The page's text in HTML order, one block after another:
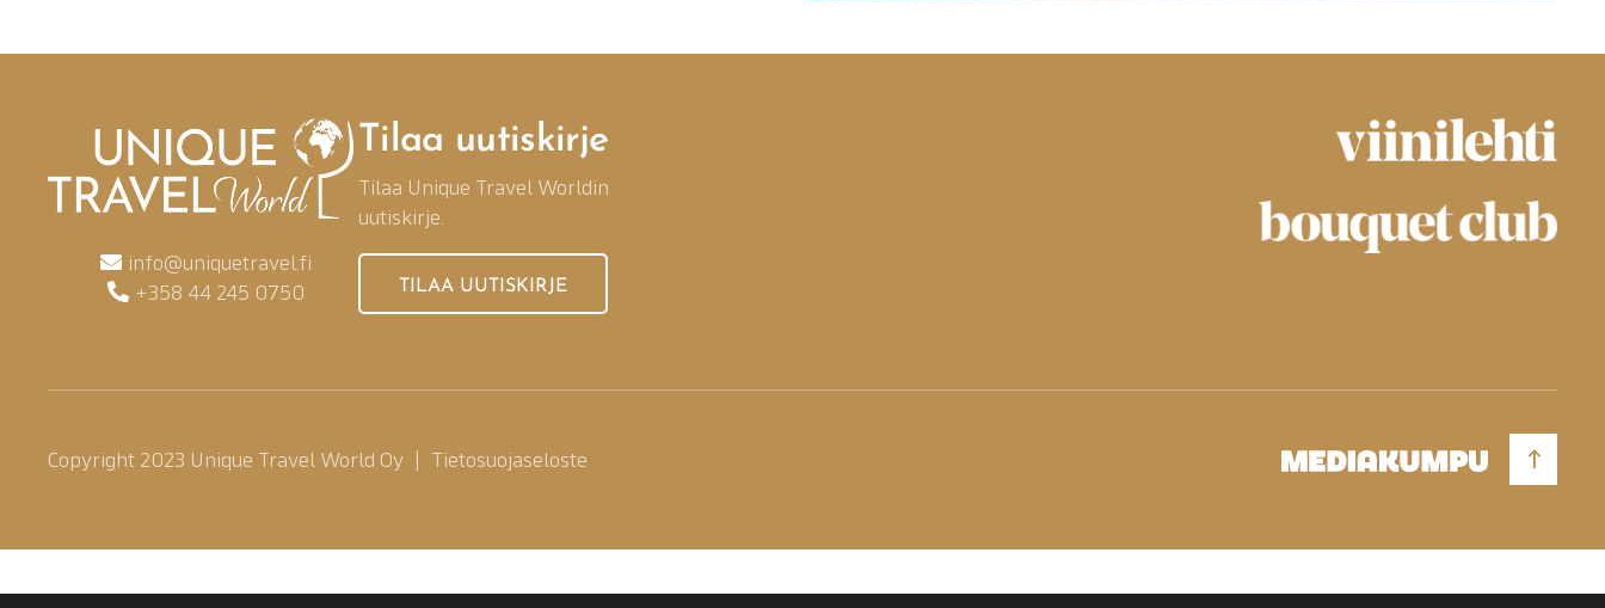
info@uniquetravel.fi
+358 44 245 0750
Tilaa uutiskirje
Tilaa Unique Travel Worldin
uutiskirje.
TILAA UUTISKIRJE
Copyright 2023 Unique Travel World Oy Tietosuojaseloste